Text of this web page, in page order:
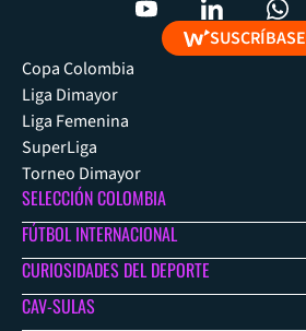
SUSCRÍBASE
Copa Colombia
Liga Dimayor
Liga Femenina
SuperLiga
Torneo Dimayor
SELECCIÓN COLOMBIA
FÚTBOL INTERNACIONAL
CURIOSIDADES DEL DEPORTE
CAV-SULAS